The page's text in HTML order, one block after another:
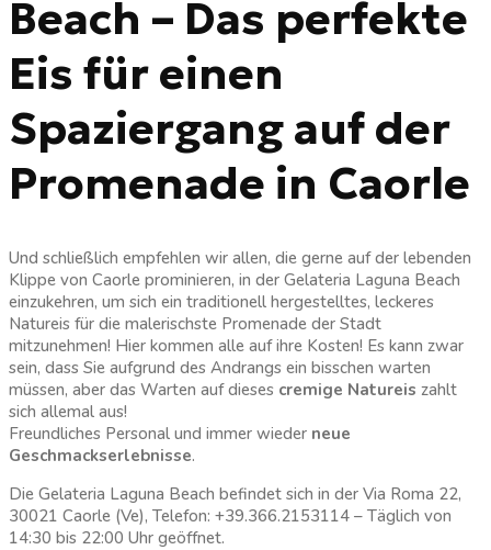
Beach – Das perfekte
Eis für einen
Spaziergang auf der
Promenade in Caorle
Und schließlich empfehlen wir allen, die gerne auf der lebenden
Klippe von Caorle prominieren, in der Gelateria Laguna Beach
einzukehren, um sich ein traditionell hergestelltes, leckeres
Natureis für die malerischste Promenade der Stadt
mitzunehmen! Hier kommen alle auf ihre Kosten! Es kann zwar
sein, dass Sie aufgrund des Andrangs ein bisschen warten
müssen, aber das Warten auf dieses cremige Natureis zahlt
sich allemal aus!
Freundliches Personal und immer wieder neue
Geschmackserlebnisse.
Die Gelateria Laguna Beach befindet sich in der Via Roma 22,
30021 Caorle (Ve), Telefon: +39.366.2153114 – Täglich von
14:30 bis 22:00 Uhr geöffnet.